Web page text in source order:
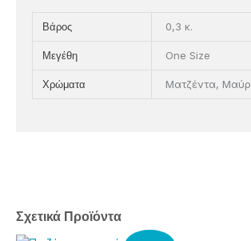
Σχετικά Προϊόντα
Βάρος 0,3 κ.
Μεγέθη One Size
Χρώματα Ματζέντα,